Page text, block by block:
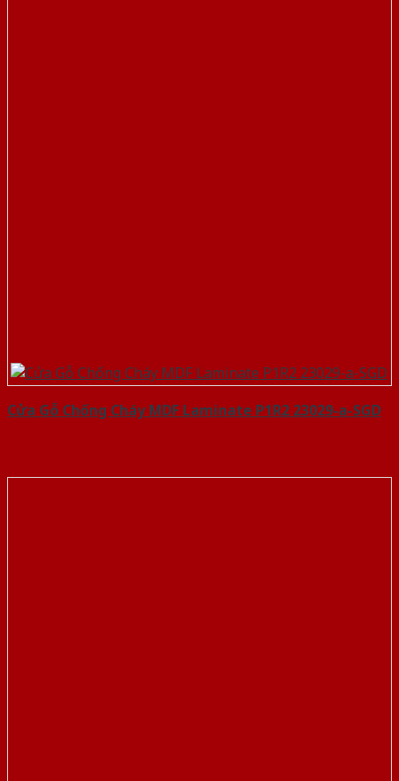
Cửa Gỗ Chống Cháy MDF Laminate P1R2 23029-a-SGD